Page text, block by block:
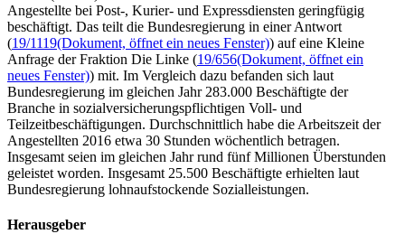
Angestellte bei Post-, Kurier- und Expressdiensten geringfügig
beschäftigt. Das teilt die Bundesregierung in einer Antwort
(19/1119(Dokument, öffnet ein neues Fenster)) auf eine Kleine
Anfrage der Fraktion Die Linke (19/656(Dokument, öffnet ein
neues Fenster)) mit. Im Vergleich dazu befanden sich laut
Bundesregierung im gleichen Jahr 283.000 Beschäftigte der
Branche in sozialversicherungspflichtigen Voll- und
Teilzeitbeschäftigungen. Durchschnittlich habe die Arbeitszeit der
Angestellten 2016 etwa 30 Stunden wöchentlich betragen.
Insgesamt seien im gleichen Jahr rund fünf Millionen Überstunden
geleistet worden. Insgesamt 25.500 Beschäftigte erhielten laut
Bundesregierung lohnaufstockende Sozialleistungen.
Herausgeber